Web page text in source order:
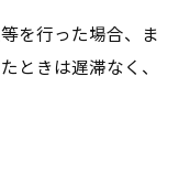
を行った場合、ま
ときは遅滞なく、